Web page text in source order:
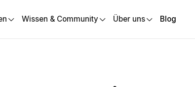
Wissen & Community Über uns Blog